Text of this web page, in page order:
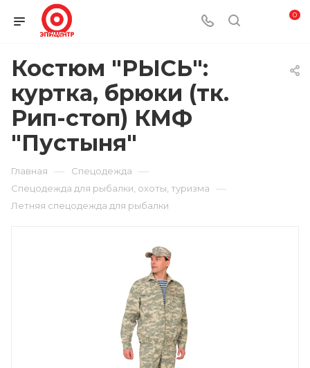
0
Костюм "РЫСЬ":
куртка, брюки (тк.
Рип-стоп) КМФ
"Пустыня"
Главная — Спецодежда —
Спецодежда для рыбалки, охоты, туризма —
Летняя спецодежда для рыбалки